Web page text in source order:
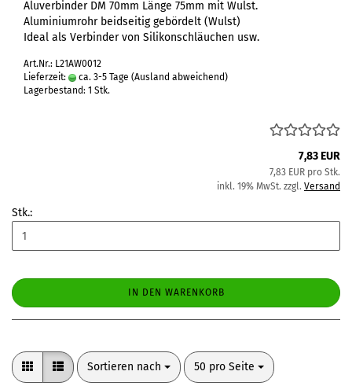
Aluverbinder DM 70mm Länge 75mm mit Wulst.
Aluminiumrohr beidseitig gebördelt (Wulst)
Ideal als Verbinder von Silikonschläuchen usw.
Art.Nr.: L21AW0012
Lieferzeit:
ca. 3-5 Tage (Ausland abweichend)
Lagerbestand: 1 Stk.
7,83 EUR
7,83 EUR pro Stk.
inkl. 19% MwSt. zzgl. Versand
Stk.:
IN DEN WARENKORB
Sortieren nach
Sortieren nach 50 pro Seite
pro Seite